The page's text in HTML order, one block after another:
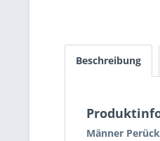
Beschreibung
Männer